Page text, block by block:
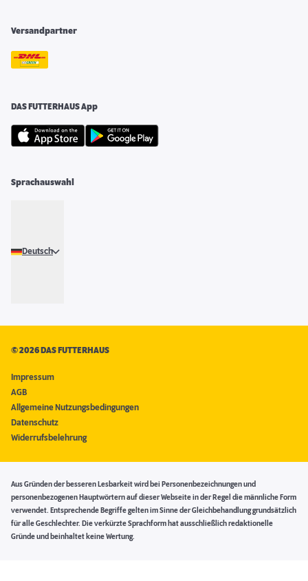
Versandpartner
DAS FUTTERHAUS App
Sprachauswahl
Deutsch
©2026 DAS FUTTERHAUS
Impressum
AGB
Allgemeine Nutzungsbedingungen
Datenschutz
Widerrufsbelehrung
Aus Gründen der besseren Lesbarkeit wird bei Personenbezeichnungen und
personenbezogenen Hauptwörtern auf dieser Webseite in der Regel die männliche Form
verwendet. Entsprechende Begriffe gelten im Sinne der Gleichbehandlung grundsätzlich
für alle Geschlechter. Die verkürzte Sprachform hat ausschließlich redaktionelle
Gründe und beinhaltet keine Wertung.